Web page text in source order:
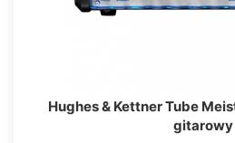
Hughes & Kettner Tube
gitarowy